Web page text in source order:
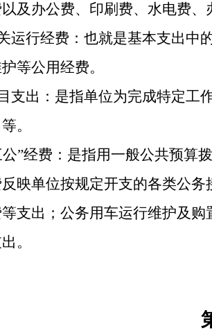
及办公费、印刷费、水电费
运行经费：也就是基本支出中
等公用经费。
支出：是指单位为完成特定工
。
公”经费：是指用一般公共预算
映单位按规定开支的各类公
支出；公务用车运行维护及
。